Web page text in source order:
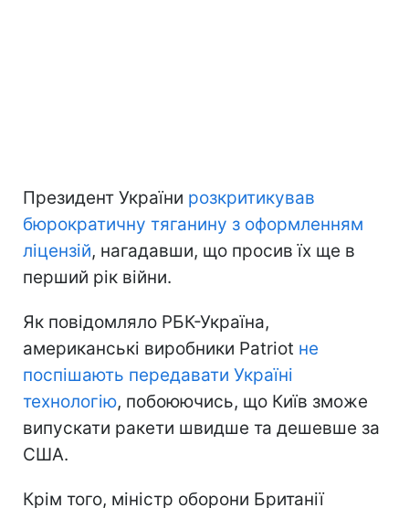
Президент України розкритикував
бюрократичну тяганину з оформленням
ліцензій, нагадавши, що просив їх ще в
перший рік війни.
Як повідомляло РБК-Україна,
американські виробники Patriot не
поспішають передавати Україні
технологію, побоюючись, що Київ зможе
випускати ракети швидше та дешевше за
США.
Крім того, міністр оборони Британії